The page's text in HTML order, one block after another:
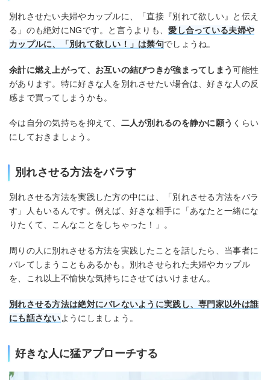
別れさせたい夫婦やカップルに、「直接『別れて欲しい』と伝え
る」のも絶対にNGです。と言うよりも、愛し合っている夫婦や
カップルに、「別れて欲しい！」は禁句でしょうね。
余計に燃え上がって、お互いの結びつきが強まってしまう可能性
があります。特に好きな人を別れさせたい場合は、好きな人の反
感まで買ってしまうかも。
今は自分の気持ちを抑えて、 二人が別れるのを静かに願う くらい
にしておきましょう。
別れさせる方法をバラす
別れさせる方法を実践した方の中には、「別れさせる方法をバラ
す」人もいるんです。例えば、好きな相手に「あなたと一緒にな
りたくて、こんなことをしちゃった！」。
周りの人に別れさせる方法を実践したことを話したら、当事者に
バレてしまうこともあるかも。別れさせられた夫婦やカップル
を、これ以上不愉快な気持ちにさせてはいけません。
別れさせる方法は絶対にバレないように実践し、専門家以外は誰
にも話さないようにしましょう。
好きな人に猛アプローチする